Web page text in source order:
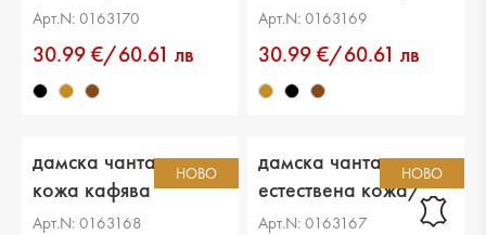
Арт.N: 0163170
30.99 €/60.61 лв
Арт.N: 0163169
30.99 €/60.61 лв
НОВО
дамска чанта еко
кожа кафява
Арт.N: 0163168
НОВО
дамска чанта
естествена кожа/
еко кожа черна
Арт.N: 0163167